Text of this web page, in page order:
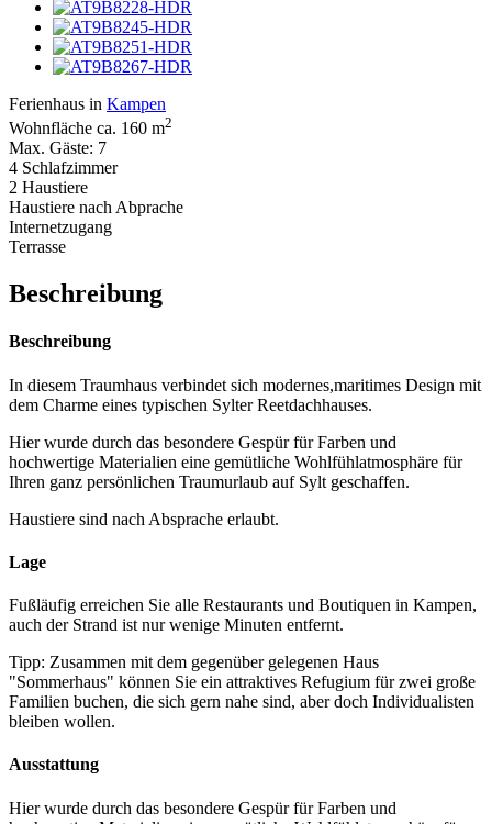
Ferienhaus in Kampen
Wohnfläche ca. 160 m2
Max. Gäste: 7
4 Schlafzimmer
2 Haustiere
Haustiere nach Abprache
Internetzugang
Terrasse
Beschreibung
Beschreibung
In diesem Traumhaus verbindet sich modernes,maritimes Design mit
dem Charme eines typischen Sylter Reetdachhauses.
Hier wurde durch das besondere Gespür für Farben und
hochwertige Materialien eine gemütliche Wohlfühlatmosphäre für
Ihren ganz persönlichen Traumurlaub auf Sylt geschaffen.
Haustiere sind nach Absprache erlaubt.
Lage
Fußläufig erreichen Sie alle Restaurants und Boutiquen in Kampen,
auch der Strand ist nur wenige Minuten entfernt.
Tipp: Zusammen mit dem gegenüber gelegenen Haus
"Sommerhaus" können Sie ein attraktives Refugium für zwei große
Familien buchen, die sich gern nahe sind, aber doch Individualisten
bleiben wollen.
Ausstattung
Hier wurde durch das besondere Gespür für Farben und